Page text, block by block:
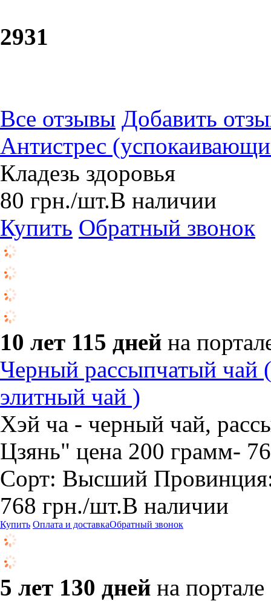
2931
Все отзывы Добавить
Антистрес
Кладезь здоровья
80 грн./шт.В наличии
Купить Обратный звонок
10 лет 115 дней на
Черный рассыпчатый чай
элитный чай )
Хэй ча - черный чай,
Цзянь" цена 200 грамм-
Сорт: Высший
768 грн./шт.В наличии
Купить Оплата и доставкаОбратный звонок
5 лет 130 дней на портале